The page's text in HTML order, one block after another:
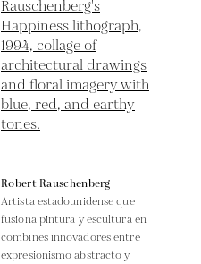
Robert Rauschenberg
Artista estadounidense que
fusiona pintura y escultura en
combines innovadores entre
expresionismo abstracto y